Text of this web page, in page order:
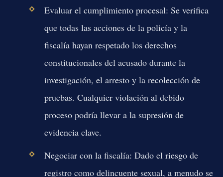
Evaluar el cumplimiento procesal: Se verifica
que todas las acciones de la policía y la
fiscalía hayan respetado los derechos
constitucionales del acusado durante la
investigación, el arresto y la recolección de
pruebas. Cualquier violación al debido
proceso podría llevar a la supresión de
evidencia clave.
Negociar con la fiscalía: Dado el riesgo de
registro como delincuente sexual, a menudo se